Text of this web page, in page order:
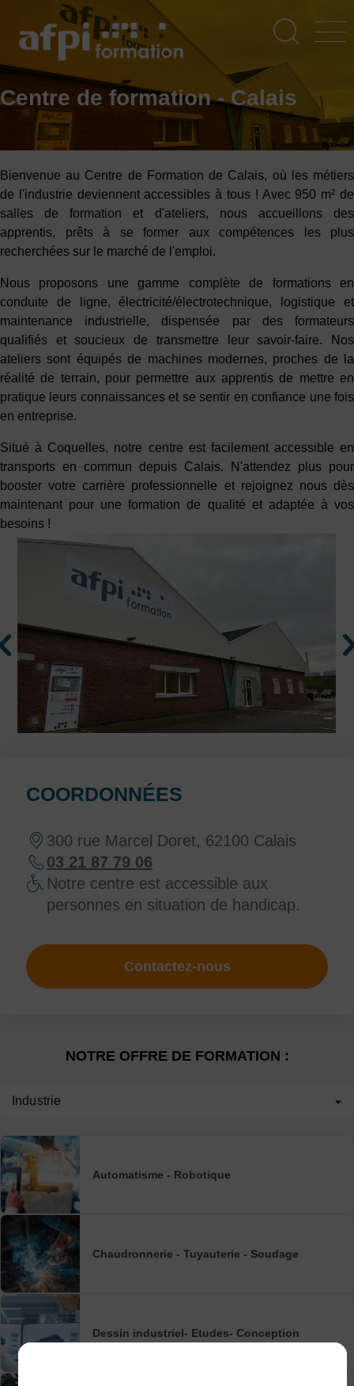
contenu
principal
Centre de formation - Calais
Bienvenue au Centre de Formation de Calais, où les métiers
de l'industrie deviennent accessibles à tous ! Avec 950 m² de
salles de formation et d'ateliers, nous accueillons des
apprentis, prêts à se former aux compétences les plus
recherchées sur le marché de l'emploi.
Nous proposons une gamme complète de formations en
conduite de ligne, électricité/électrotechnique, logistique et
maintenance industrielle, dispensée par des formateurs
qualifiés et soucieux de transmettre leur savoir-faire. Nos
ateliers sont équipés de machines modernes, proches de la
réalité de terrain, pour permettre aux apprentis de mettre en
pratique leurs connaissances et se sentir en confiance une fois
en entreprise.
Situé à Coquelles, notre centre est facilement accessible en
transports en commun depuis Calais. N'attendez plus pour
booster votre carrière professionnelle et rejoignez nous dès
maintenant pour une formation de qualité et adaptée à vos
besoins !
COORDONNÉES
300 rue Marcel Doret, 62100 Calais
03 21 87 79 06
Notre centre est accessible aux
personnes en situation de handicap.
Contactez-nous
NOTRE OFFRE DE FORMATION :
Industrie
Automatisme - Robotique
Chaudronnerie - Tuyauterie - Soudage
Dessin industriel- Etudes- Conception